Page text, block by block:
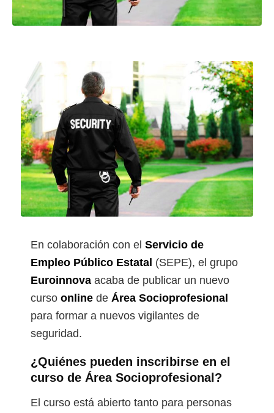
En colaboración con el Servicio de
Empleo Público Estatal (SEPE), el grupo
Euroinnova acaba de publicar un nuevo
curso online de Área Socioprofesional
para formar a nuevos vigilantes de
seguridad.
¿Quiénes pueden inscribirse en el
curso de Área Socioprofesional?
El curso está abierto tanto para personas